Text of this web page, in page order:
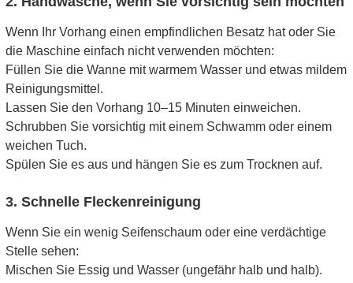
Wenn Ihr Vorhang einen empfindlichen Besatz hat oder Sie
die Maschine einfach nicht verwenden möchten:
Füllen Sie die Wanne mit warmem Wasser und etwas mildem
Reinigungsmittel.
Lassen Sie den Vorhang 10–15 Minuten einweichen.
Schrubben Sie vorsichtig mit einem Schwamm oder einem
weichen Tuch.
Spülen Sie es aus und hängen Sie es zum Trocknen auf.
3. Schnelle Fleckenreinigung
Wenn Sie ein wenig Seifenschaum oder eine verdächtige
Stelle sehen:
Mischen Sie Essig und Wasser (ungefähr halb und halb).